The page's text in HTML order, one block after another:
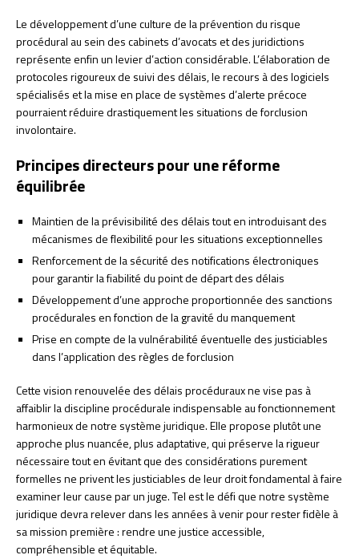
Le développement d’une culture de la prévention du risque
procédural au sein des cabinets d’avocats et des juridictions
représente enfin un levier d’action considérable. L’élaboration de
protocoles rigoureux de suivi des délais, le recours à des logiciels
spécialisés et la mise en place de systèmes d’alerte précoce
pourraient réduire drastiquement les situations de forclusion
involontaire.
Principes directeurs pour une réforme
équilibrée
Maintien de la prévisibilité des délais tout en introduisant des
mécanismes de flexibilité pour les situations exceptionnelles
Renforcement de la sécurité des notifications électroniques
pour garantir la fiabilité du point de départ des délais
Développement d’une approche proportionnée des sanctions
procédurales en fonction de la gravité du manquement
Prise en compte de la vulnérabilité éventuelle des justiciables
dans l’application des règles de forclusion
Cette vision renouvelée des délais procéduraux ne vise pas à
affaiblir la discipline procédurale indispensable au fonctionnement
harmonieux de notre système juridique. Elle propose plutôt une
approche plus nuancée, plus adaptative, qui préserve la rigueur
nécessaire tout en évitant que des considérations purement
formelles ne privent les justiciables de leur droit fondamental à faire
examiner leur cause par un juge. Tel est le défi que notre système
juridique devra relever dans les années à venir pour rester fidèle à
sa mission première : rendre une justice accessible,
compréhensible et équitable.